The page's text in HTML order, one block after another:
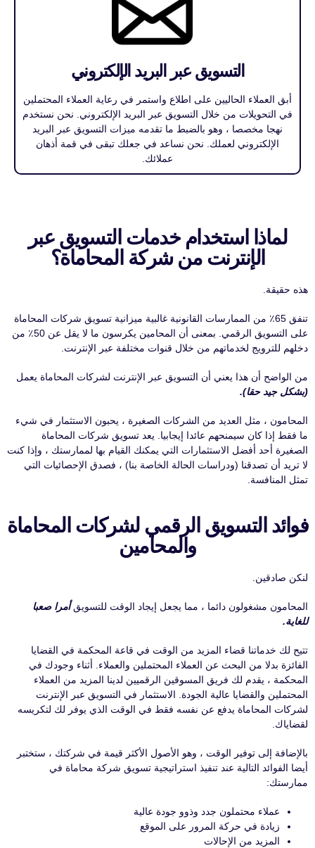
التسويق عبر البريد الإلكتروني
أبق العملاء الحاليين على اطلاع واستمر في رعاية العملاء المحتملين
في التحويلات من خلال التسويق عبر البريد الإلكتروني. نحن نستخدم
نهجا مخصصا ، وهو بالضبط ما تقدمه ميزات التسويق عبر البريد
الإلكتروني لعملك. نحن نساعد في جعلك تبقى في قمة أذهان
عملائك.
لماذا استخدام خدمات التسويق عبر
الإنترنت من شركة المحاماة؟
هذه حقيقة.
تنفق 65٪ من الممارسات القانونية غالبية ميزانية تسويق شركات المحاماة
على التسويق الرقمي. بمعنى أن المحامين يكرسون ما لا يقل عن 50٪ من
دخلهم للترويج لخدماتهم من خلال قنوات مختلفة عبر الإنترنت.
من الواضح أن هذا يعني أن التسويق عبر الإنترنت لشركات المحاماة يعمل
(بشكل جيد حقا).
المحامون ، مثل العديد من الشركات الصغيرة ، يحبون الاستثمار في شيء
ما فقط إذا كان سيمنحهم عائدا إيجابيا. يعد تسويق شركات المحاماة
الصغيرة أحد أفضل الاستثمارات التي يمكنك القيام بها لممارستك ، وإذا كنت
لا تريد أن تصدقنا (ودراسات الحالة الخاصة بنا) ، فصدق الإحصائيات التي
تمثل المنافسة.
فوائد التسويق الرقمي لشركات المحاماة
والمحامين
لنكن صادقين.
المحامون مشغولون دائما ، مما يجعل إيجاد الوقت للتسويقأمرا صعبا
للغاية.
تتيح لك خدماتنا قضاء المزيد من الوقت في قاعة المحكمة في القضايا
الفائزة بدلا من البحث عن العملاء المحتملين والعملاء. أثناء وجودك في
المحكمة ، يقدم لك فريق المسوقين الرقميين لدينا المزيد من العملاء
المحتملين والقضايا عالية الجودة. الاستثمار في التسويق عبر الإنترنت
لشركات المحاماة يدفع عن نفسه فقط في الوقت الذي يوفر لك لتكريسه
لقضاياك.
بالإضافة إلى توفير الوقت ، وهو الأصول الأكثر قيمة في شركتك ، ستختبر
أيضا الفوائد التالية عند تنفيذ استراتيجية تسويق شركة محاماة في
ممارستك:
عملاء محتملون جدد وذوو جودة عالية
زيادة في حركة المرور على الموقع
المزيد من الإحالات